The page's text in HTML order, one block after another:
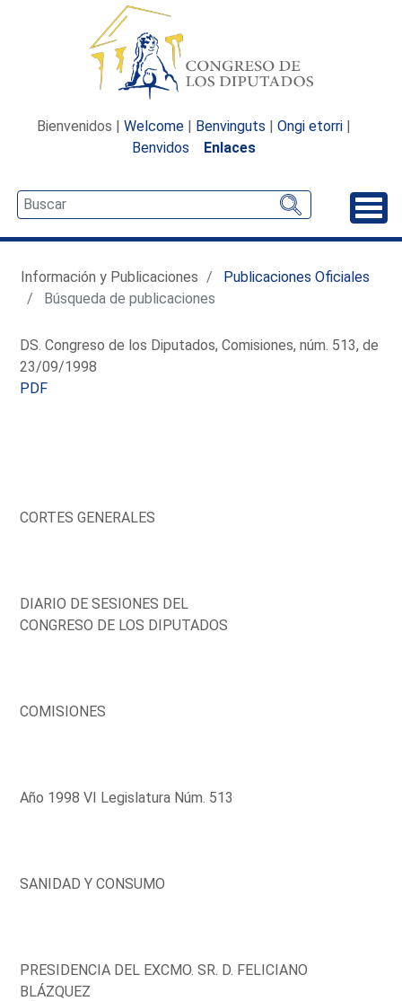
Bienvenidos | Welcome | Benvinguts | Ongi etorri |
Benvidos
Enlaces
Información y Publicaciones
Publicaciones Oficiales
Búsqueda de publicaciones
DS. Congreso de los Diputados, Comisiones, núm. 513, de
23/09/1998
PDF
CORTES GENERALES
DIARIO DE SESIONES DEL
CONGRESO DE LOS DIPUTADOS
COMISIONES
Año 1998 VI Legislatura Núm. 513
SANIDAD Y CONSUMO
PRESIDENCIA DEL EXCMO. SR. D. FELICIANO
BLÁZQUEZ